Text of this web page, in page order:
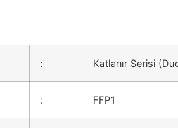
: Katlanır Serisi
: FFP1